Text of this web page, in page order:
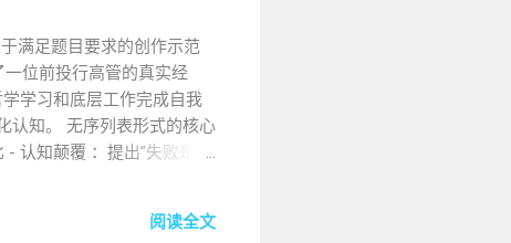
满足题目要求的创作示范
位前投行高管的真实经
学习和底层工作完成自我
认知。 无序列表形式的核心
认知颠覆 ：提出”失败是系
业女性的生存困境。主人公
阅读全文